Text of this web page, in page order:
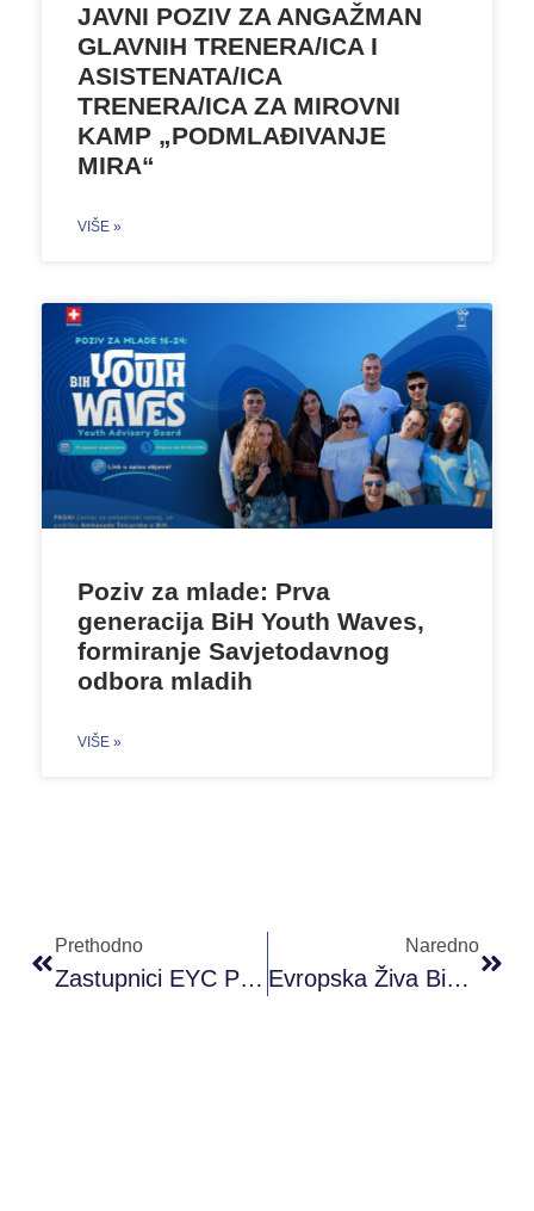
JAVNI POZIV ZA ANGAŽMAN
GLAVNIH TRENERA/ICA I
ASISTENATA/ICA
TRENERA/ICA ZA MIROVNI
KAMP „PODMLAĐIVANJE
MIRA“
VIŠE »
Poziv za mlade: Prva
generacija BiH Youth Waves,
formiranje Savjetodavnog
odbora mladih
VIŠE »
Prethodno
Zastupnici EYC Programa U Grčkoj
Naredno
Evropska Živa Biblioteka Implementirana U Solunu, Grčka